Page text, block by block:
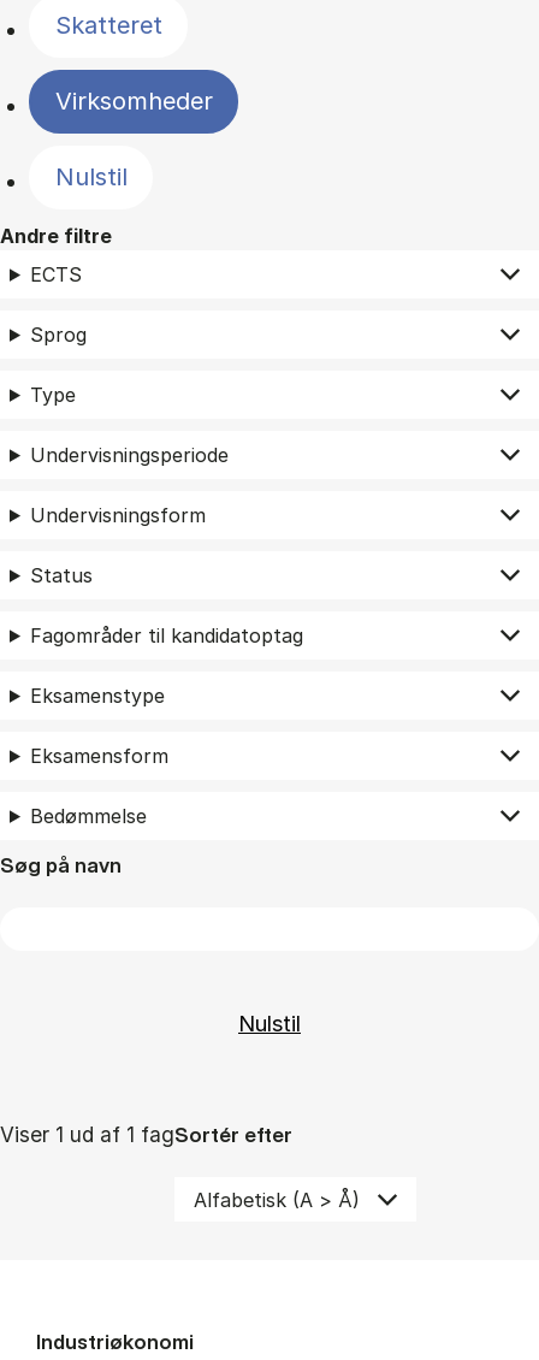
Skatteret
Virksomheder
Nulstil
Andre filtre
ECTS
Sprog
Type
Undervisningsperiode
Undervisningsform
Status
Fagområder til kandidatoptag
Eksamenstype
Eksamensform
Bedømmelse
Søg på navn
Viser 1 ud af 1 fagSortér efter
Industriøkonomi